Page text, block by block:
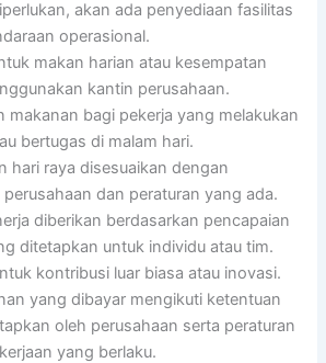
akan ada penyediaan fasilitas
operasional.
makan harian atau kesempatan
kantin perusahaan.
makanan bagi pekerja yang melakukan
bertugas di malam hari.
hari raya disesuaikan dengan
perusahaan dan peraturan yang ada.
diberikan berdasarkan pencapaian
ditetapkan untuk individu atau tim.
kontribusi luar biasa atau inovasi.
yang dibayar mengikuti ketentuan
oleh perusahaan serta peraturan
yang berlaku.